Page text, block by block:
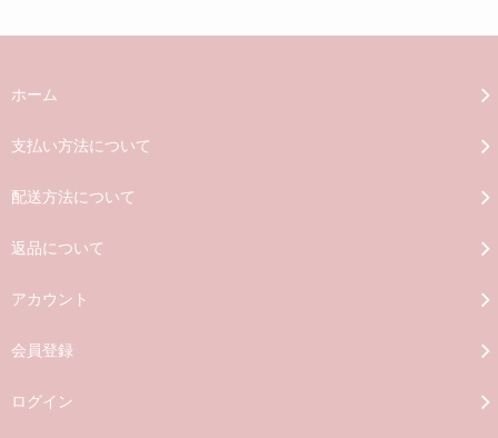
ホーム
支払い方法について
配送方法について
返品について
アカウント
会員登録
ログイン